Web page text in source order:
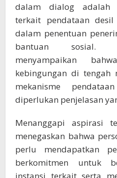
dalam dialog adalah
terkait pendataan
dalam penentuan
bantuan sosial.
menyampaikan
kebingungan di tengah
mekanisme
diperlukan penjelasan
Menanggapi aspirasi
menegaskan bahwa
perlu mendapatkan
berkomitmen untuk